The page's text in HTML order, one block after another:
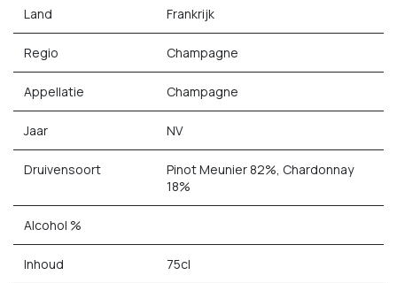
Land Frankrijk
Regio Champagne
Appellatie Champagne
Jaar NV
Druivensoort
Pinot Meunier 82%, Chardonnay
18%
Alcohol %
Inhoud 75cl